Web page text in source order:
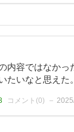
内容ではなか
たいなと思えた。
コメント(0)